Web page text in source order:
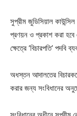
সুপ্রীম জুডিসিয়াল
প্রণয়ন ও প্রকাশ করা
ক্ষেত্রে ‘বিচারপতি’ পদবি
অধস্তন আদালতের
করার জন্য সংবিধানের